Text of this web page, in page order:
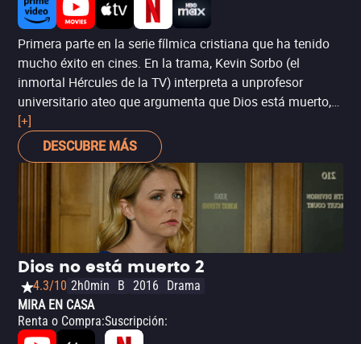
Primera parte en la serie fílmica cristiana que ha tenido
mucho éxito en cines. En la trama, Kevin Sorbo (el
inmortal Hércules de la TV) interpreta a unprofesor
universitario ateo que argumenta que Dios está muerto,
hasta que se encuentra con un alumno que cree en su
existencia y está dispuesto a probar que está en lo
correcto. A partir de esta premisa, la película presenta
historias de fe que se entrelazan, demostrando el punto
del alumno. El elenco cuenta con otro rostro conocido
por el público: Dean Cain, quien fue Superman en la serie
d elos 90. Con todos estos elementos,
Dios no está
muertopresenta un mensaje que cautivará al espectador
más alineado con sus temáticas cristianas, pero que
sonará forzado para quienes refuten los temas que trae
la producción-
[+]
DESCUBRE MÁS
Dios no está muerto 2
4.3/10 2h0min B 2016
Drama
MIRA EN CASA
Renta o Compra:Suscripción: